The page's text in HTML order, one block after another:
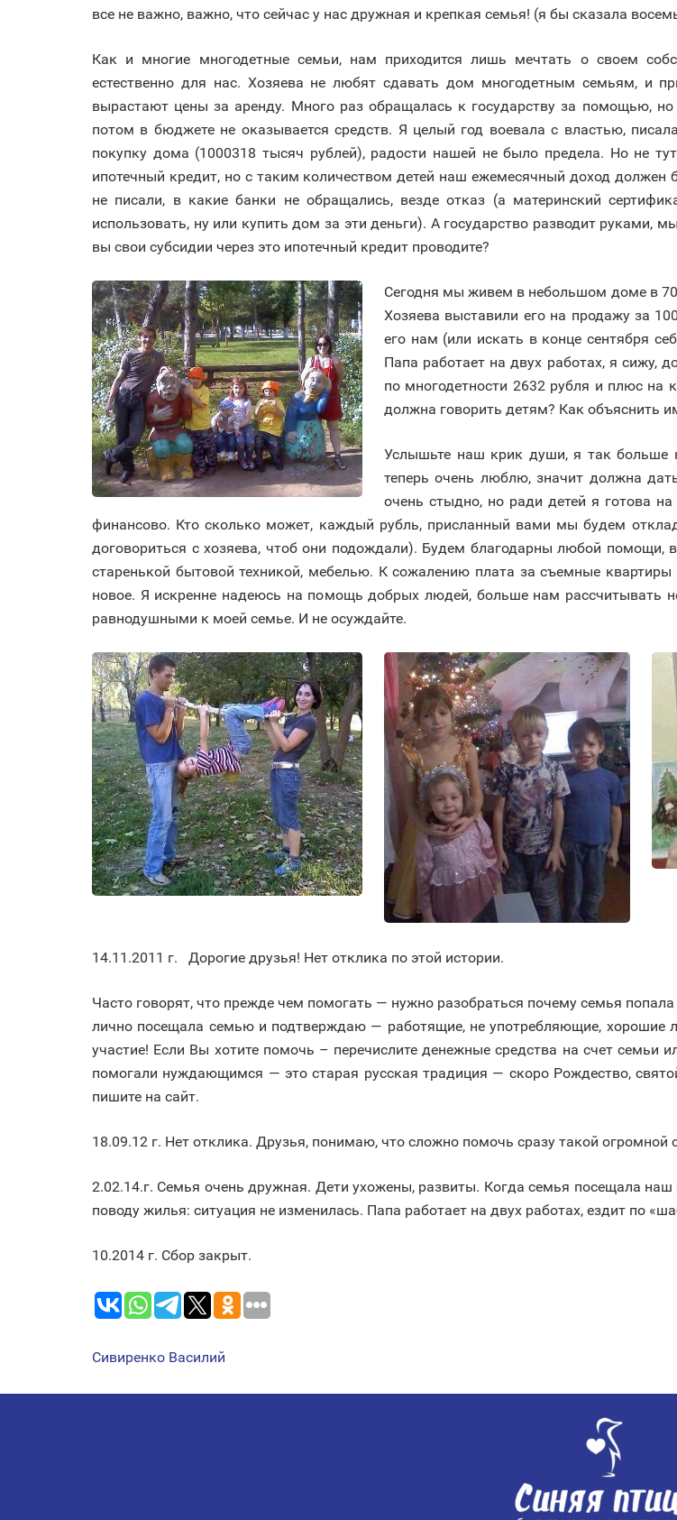
все не важно, важно, что сейчас у нас дружная и крепкая семья! (я бы сказала
Как и многие многодетные семьи, нам приходится лишь мечтать о своем
естественно для нас. Хозяева не любят сдавать дом многодетным семьям, и
вырастают цены за аренду. Много раз обращалась к государству за помощью,
потом в бюджете не оказывается средств. Я целый год воевала с властью,
покупку дома (1000318 тысяч рублей), радости нашей не было предела. Но не
ипотечный кредит, но с таким количеством детей наш ежемесячный доход
не писали, в какие банки не обращались, везде отказ (а материнский
использовать, ну или купить дом за эти деньги). А государство разводит
вы свои субсидии через это ипотечный кредит проводите?
Сегодня мы живем в небольшом доме в
Хозяева выставили его на продажу за
его нам (или искать в конце сентября
Папа работает на двух работах, я
по многодетности 2632 рубля и плюс на
должна говорить детям? Как объяснить
Услышьте наш крик души, я так больше
теперь очень люблю, значит должна
очень стыдно, но ради детей я готова
финансово. Кто сколько может, каждый рубль, присланный вами мы будем
договориться с хозяева, чтоб они подождали). Будем благодарны любой
старенькой бытовой техникой, мебелью. К сожалению плата за съемные квартиры
новое. Я искренне надеюсь на помощь добрых людей, больше нам рассчитывать
равнодушными к моей семье. И не осуждайте.
14.11.2011 г. Дорогие друзья! Нет отклика по этой истории.
Часто говорят, что прежде чем помогать — нужно разобраться почему семья
лично посещала семью и подтверждаю — работящие, не употребляющие, хорошие
участие! Если Вы хотите помочь – перечислите денежные средства на счет семьи
помогали нуждающимся — это старая русская традиция — скоро Рождество,
пишите на сайт.
18.09.12 г. Нет отклика. Друзья, понимаю, что сложно помочь сразу такой
2.02.14.г. Семья очень дружная. Дети ухожены, развиты. Когда семья посещала
поводу жилья: ситуация не изменилась. Папа работает на двух работах, ездит по
10.2014 г. Сбор закрыт.
НАВИГАЦИЯ
ПО
Сивиренко Василий